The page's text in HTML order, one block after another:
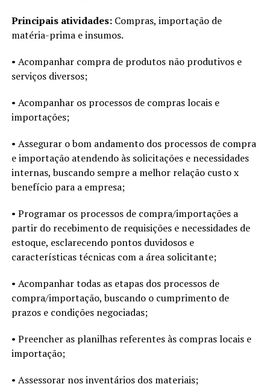
Principais atividades: Compras, importação de
matéria-prima e insumos.
• Acompanhar compra de produtos não produtivos e
serviços diversos;
• Acompanhar os processos de compras locais e
importações;
• Assegurar o bom andamento dos processos de compra
e importação atendendo às solicitações e necessidades
internas, buscando sempre a melhor relação custo x
benefício para a empresa;
• Programar os processos de compra/importações a
partir do recebimento de requisições e necessidades de
estoque, esclarecendo pontos duvidosos e
características técnicas com a área solicitante;
• Acompanhar todas as etapas dos processos de
compra/importação, buscando o cumprimento de
prazos e condições negociadas;
• Preencher as planilhas referentes às compras locais e
importação;
• Assessorar nos inventários dos materiais;